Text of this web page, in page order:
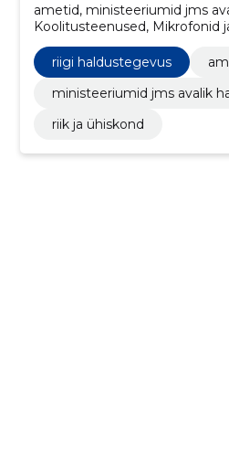
ametid, ministeeriumid jms
Koolitusteenused, Mikrofonid
Mälulaiendusseadmed,
vastavustestimisega seotud
Uurimis- ja arendustöö
Kohaliku arvutivõrgu
riigi haldustegevus
ministeeriumid jms avalik
riik ja ühiskond